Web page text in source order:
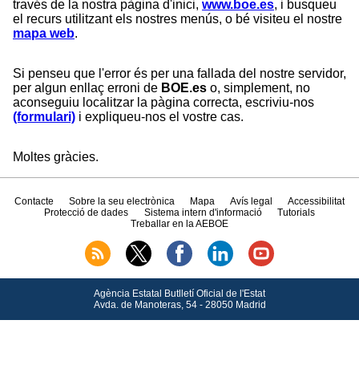
través de la nostra pàgina d'inici, www.boe.es, i busqueu
el recurs utilitzant els nostres menús, o bé visiteu el nostre
mapa web.
Si penseu que l'error és per una fallada del nostre servidor,
per algun enllaç erroni de BOE.es o, simplement, no
aconseguiu localitzar la pàgina correcta, escriviu-nos
(formulari) i expliqueu-nos el vostre cas.
Moltes gràcies.
Contacte Sobre la seu electrònica Mapa Avís legal
Accessibilitat
Protecció de dades
Sistema intern d'informació
Tutorials
Treballar en la AEBOE
Agència Estatal Butlletí Oficial de l'Estat
Avda.de Manoteras, 54 - 28050 Madrid